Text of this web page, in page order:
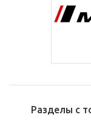
Разделы с